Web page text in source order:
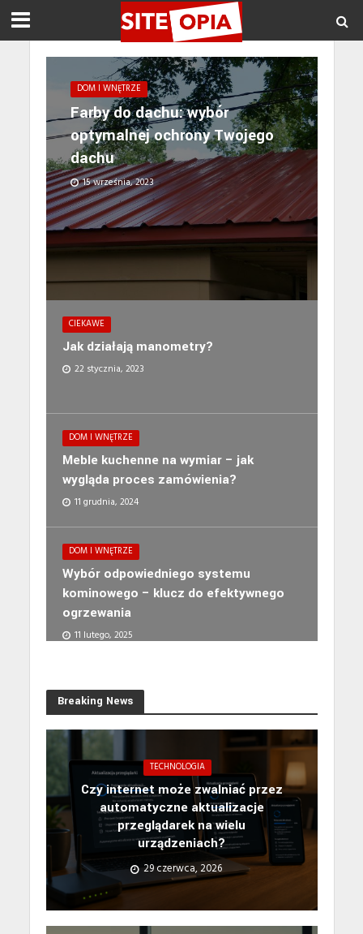
DOM I WNĘTRZE
Farby do dachu: wybór
optymalnej ochrony Twojego
dachu
15 września, 2023
CIEKAWE
Jak działają manometry?
22 stycznia, 2023
DOM I WNĘTRZE
Meble kuchenne na wymiar – jak
wygląda proces zamówienia?
11 grudnia, 2024
DOM I WNĘTRZE
Wybór odpowiedniego systemu
kominowego – klucz do efektywnego
ogrzewania
11 lutego, 2025
Breaking News
TECHNOLOGIA
Czy internet może zwalniać przez
automatyczne aktualizacje
przeglądarek na wielu
urządzeniach?
29 czerwca, 2026